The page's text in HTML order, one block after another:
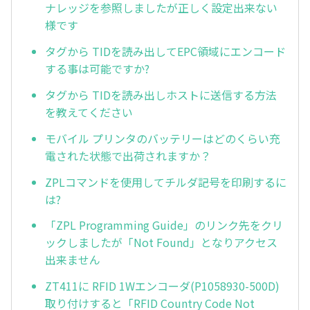
ナレッジを参照しましたが正しく設定出来ない
様です
タグから TIDを読み出してEPC領域にエンコード
する事は可能ですか?
タグから TIDを読み出しホストに送信する方法
を教えてください
モバイル プリンタのバッテリーはどのくらい充
電された状態で出荷されますか？
ZPLコマンドを使用してチルダ記号を印刷するに
は?
「ZPL Programming Guide」のリンク先をクリ
ックしましたが「Not Found」となりアクセス
出来ません
ZT411に RFID 1Wエンコーダ(P1058930-500D)
取り付けすると「RFID Country Code Not